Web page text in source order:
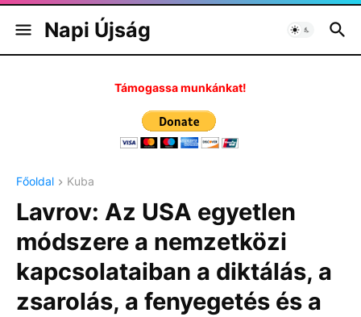
Napi Újság
Támogassa munkánkat!
Főoldal Kuba
Lavrov: Az USA egyetlen
módszere a nemzetközi
kapcsolataiban a diktálás, a
zsarolás, a fenyegetés és a